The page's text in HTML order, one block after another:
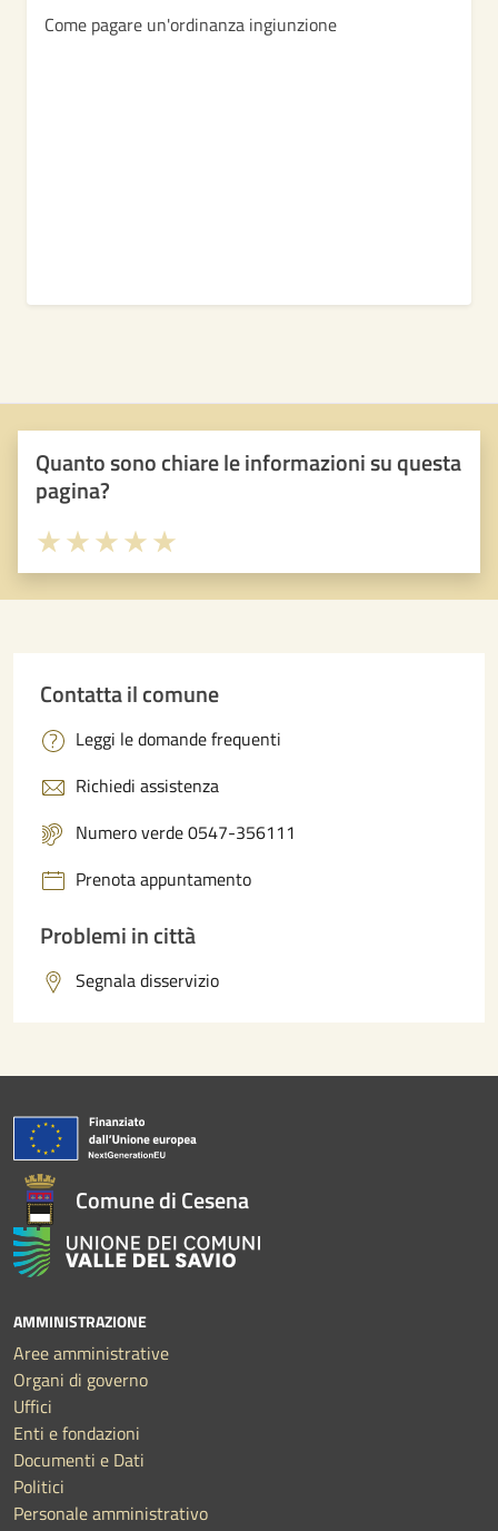
Come pagare un'ordinanza ingiunzione
Quanto sono chiare le informazioni su questa
pagina?
Valuta 5 stelle su 5
Valuta 4 stelle su 5
Valuta 3 stelle su 5
Valuta 2 stelle su 5
Valuta 1 stelle su 5
Contatta il comune
Leggi le domande frequenti
Richiedi assistenza
Numero verde 0547-356111
Prenota appuntamento
Problemi in città
Segnala disservizio
Comune di Cesena
AMMINISTRAZIONE
Aree amministrative
Organi di governo
Uffici
Enti e fondazioni
Documenti e Dati
Politici
Personale amministrativo